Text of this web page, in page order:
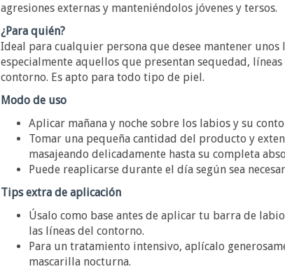
agresiones externas y manteniéndolos jóvenes y tersos.
¿Para quién?
Ideal para cualquier persona que desee mantener
especialmente aquellos que presentan sequedad,
contorno. Es apto para todo tipo de piel.
Modo de uso
Aplicar mañana y noche sobre los labios y su
Tomar una pequeña cantidad del producto y
masajeando delicadamente hasta su completa
Puede reaplicarse durante el día según sea
Tips extra de aplicación
Úsalo como base antes de aplicar tu barra de
las líneas del contorno.
Para un tratamiento intensivo, aplícalo
mascarilla nocturna.